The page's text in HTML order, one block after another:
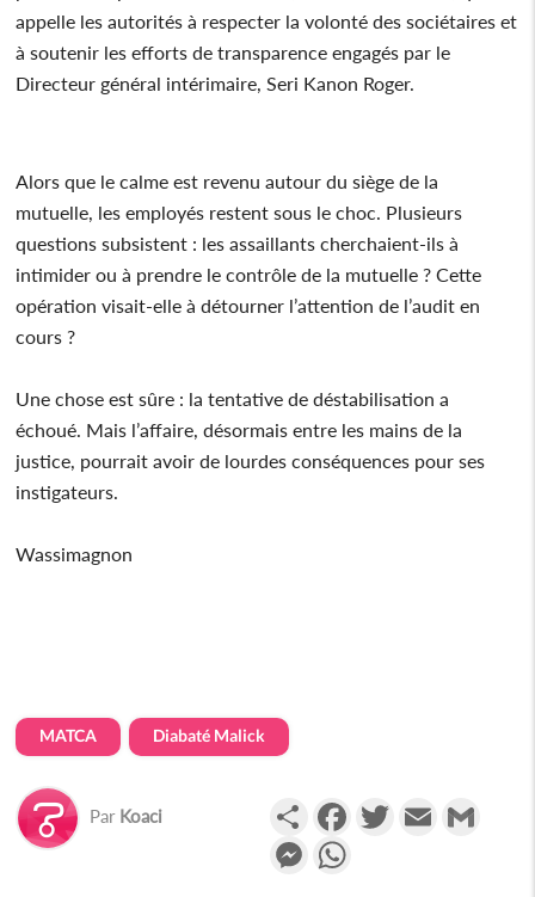
appelle les autorités à respecter la volonté des sociétaires et
à soutenir les efforts de transparence engagés par le
Directeur général intérimaire, Seri Kanon Roger.
Alors que le calme est revenu autour du siège de la
mutuelle, les employés restent sous le choc. Plusieurs
questions subsistent : les assaillants cherchaient-ils à
intimider ou à prendre le contrôle de la mutuelle ? Cette
opération visait-elle à détourner l’attention de l’audit en
cours ?
Une chose est sûre : la tentative de déstabilisation a
échoué. Mais l’affaire, désormais entre les mains de la
justice, pourrait avoir de lourdes conséquences pour ses
instigateurs.
Wassimagnon
MATCA Diabaté Malick
Par Koaci PartagerFacebookTwitterEmail
Messenger